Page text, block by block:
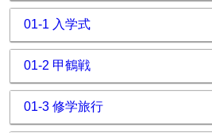
01-1 入学式
01-2 甲鶴戦
01-3 修学旅行